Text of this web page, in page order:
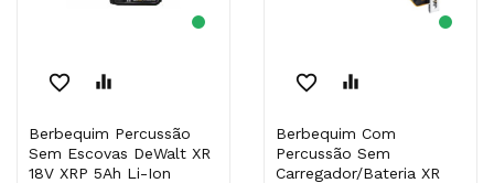
favorite_border equalizer
Berbequim Percussão
Sem Escovas DeWalt XR
18V XRP 5Ah Li-Ion
favorite_border equalizer
Berbequim Com
Percussão Sem
Carregador/Bateria XR